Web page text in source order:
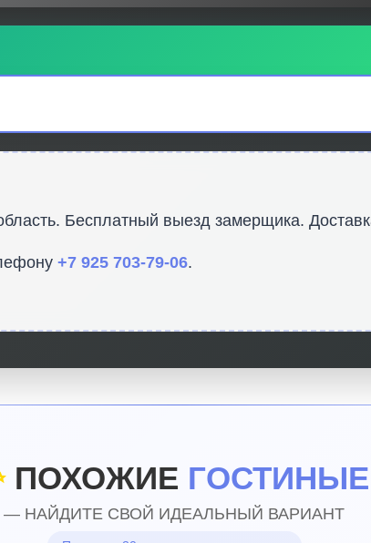
Бесплатный выезд замерщика.
+7 925 703-79-06.
ПОХОЖИЕ ГОСТИНЫЕ
— НАЙДИТЕ СВОЙ ИДЕАЛЬНЫЙ ВАРИАНТ